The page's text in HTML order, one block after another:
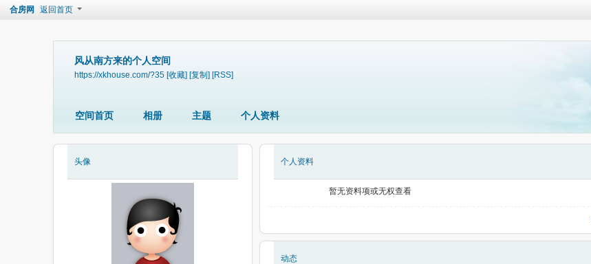
合房网 返回首页
风从南方来的个人空间
https://xkhouse.com/?35 [收藏] [复制] [RSS]
空间首页 相册 主题 个人资料
头像 个人资料
暂无资料项或无权查看
动态